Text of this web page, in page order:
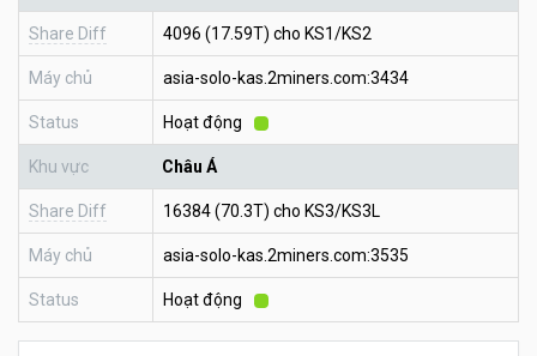
Share Diff 4096 (17.59T) cho KS1/KS2
Máy chủ asia-solo-kas.2miners.com:3434
Status Hoạt động
Khu vực Châu Á
Share Diff 16384 (70.3T) cho KS3/KS3L
Máy chủ asia-solo-kas.2miners.com:3535
Status Hoạt động